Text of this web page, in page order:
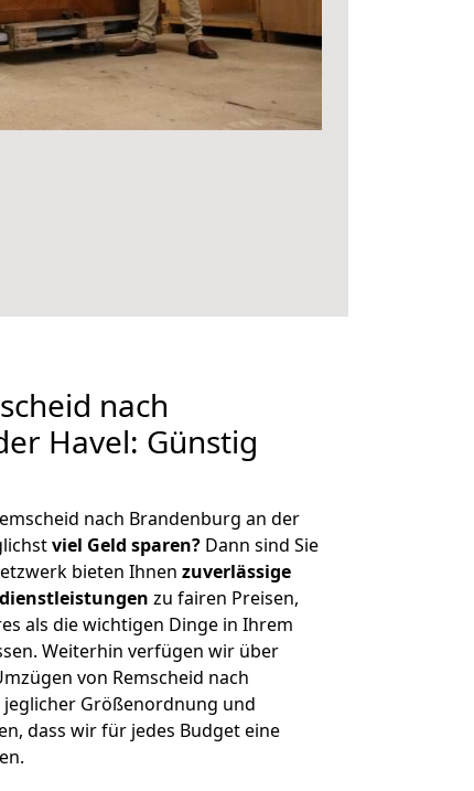
nach
Havel: Günstig
nach Brandenburg an der
viel Geld sparen? Dann sind Sie
bieten Ihnen zuverlässige
zu fairen Preisen,
als die wichtigen Dinge in Ihrem
Weiterhin verfügen wir über
von Remscheid nach
Größenordnung und
dass wir für jedes Budget eine